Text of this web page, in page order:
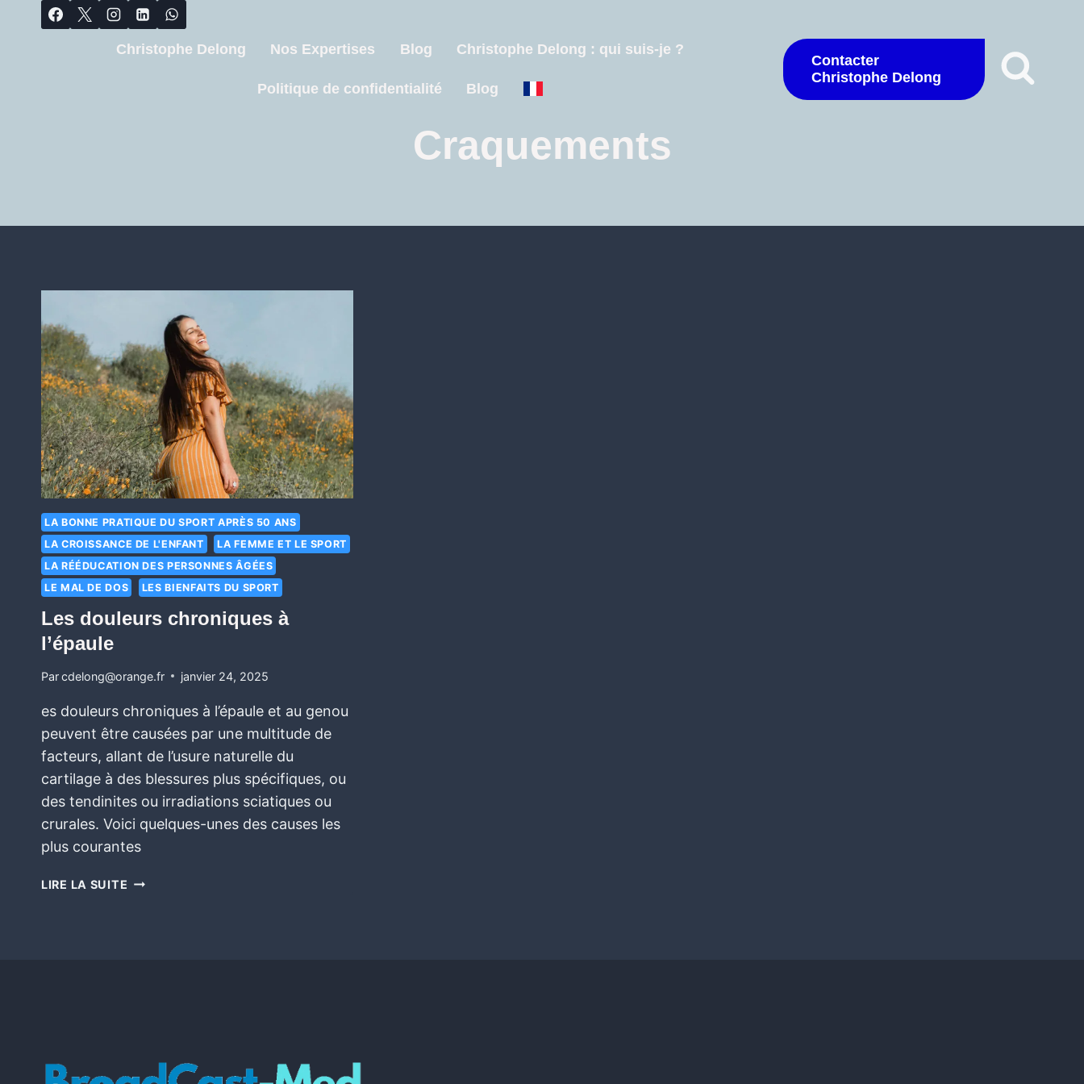
Christophe Delong Nos Expertises Blog Christophe Delong : qui suis-je ?
Politique de confidentialité Blog
Contacter
Christophe Delong
Craquements
LA BONNE PRATIQUE DU SPORT APRÈS 50 ANS
LA CROISSANCE DE L'ENFANT
LA FEMME ET LE SPORT
LA RÉÉDUCATION DES PERSONNES ÂGÉES
LE MAL DE DOS
LES BIENFAITS DU SPORT
Les douleurs chroniques à
l’épaule
Parcdelong@orange.fr janvier 24, 2025
es douleurs chroniques à l’épaule et au genou
peuvent être causées par une multitude de
facteurs, allant de l’usure naturelle du
cartilage à des blessures plus spécifiques, ou
des tendinites ou irradiations sciatiques ou
crurales. Voici quelques-unes des causes les
plus courantes
LIRE LA SUITE